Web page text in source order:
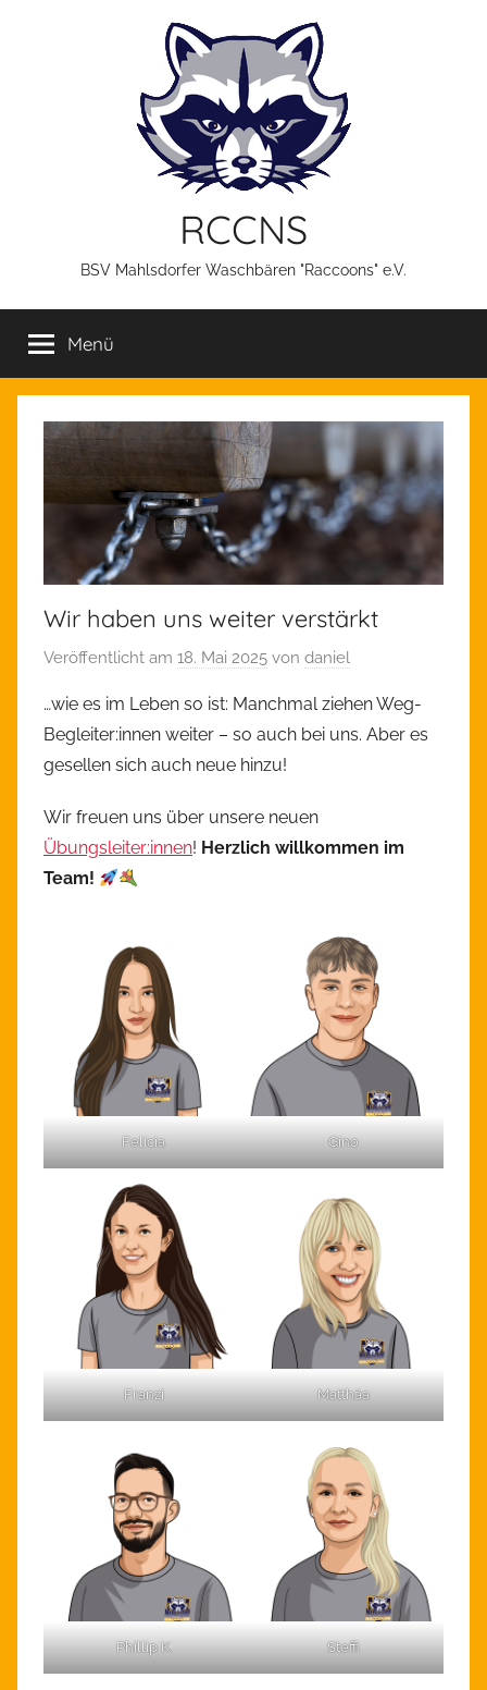
RCCNS
BSV Mahlsdorfer Waschbären "Raccoons" e.V.
Menü
Wir haben uns weiter verstärkt
Veröffentlicht am 18. Mai 2025 von daniel
…wie es im Leben so ist: Manchmal ziehen Weg-
Begleiter:innen weiter – so auch bei uns. Aber es
gesellen sich auch neue hinzu!
Wir freuen uns über unsere neuen
Übungsleiter:innen! Herzlich willkommen im
Team!
Felicia Gino
Franzi Matthäa
Phillip K. Steffi